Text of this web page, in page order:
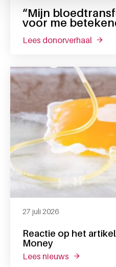
“Mijn
voor me
lees donorverhaal over
Reactie op het
Money
27 juli 2026
lees nieuws over